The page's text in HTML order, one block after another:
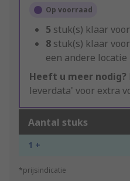
Op voorraad
5 stuk(s) klaar
8 stuk(s) klaar
een andere locatie
Heeft u meer nodig?
leverdata' voor extra
Aantal stuks
1 +
*prijsindicatie